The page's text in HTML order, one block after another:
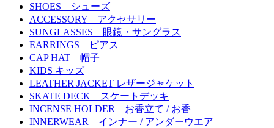
SHOES シューズ
ACCESSORY アクセサリー
SUNGLASSES 眼鏡・サングラス
EARRINGS ピアス
CAP HAT 帽子
KIDS キッズ
LEATHER JACKET レザージャケット
SKATE DECK スケートデッキ
INCENSE HOLDER お香立て / お香
INNERWEAR インナー / アンダーウエア